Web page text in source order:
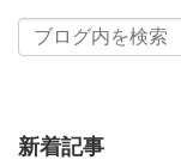
新着記事